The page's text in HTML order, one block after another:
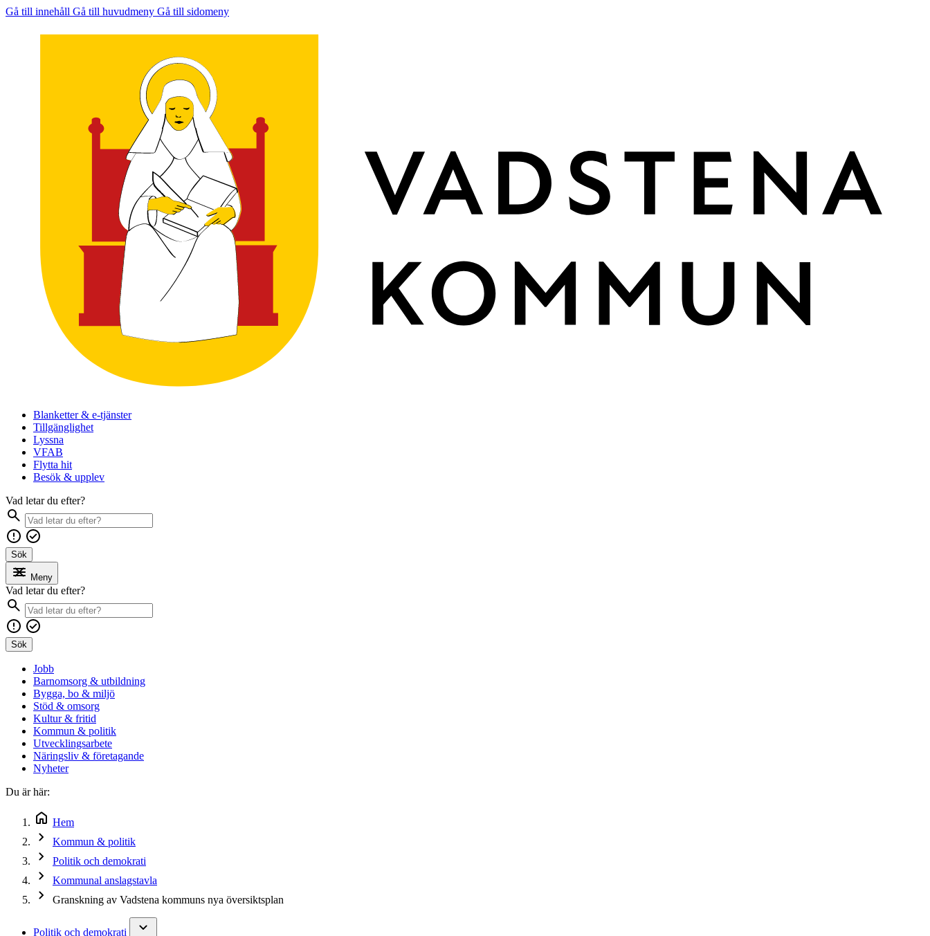
Gå till innehåll Gå till huvudmeny Gå till sidomeny
Blanketter & e-tjänster
Tillgänglighet
Lyssna
VFAB
Flytta hit
Besök & upplev
Vad letar du efter?
Sök
Meny
Vad letar du efter?
Sök
Jobb
Barnomsorg & utbildning
Bygga, bo & miljö
Stöd & omsorg
Kultur & fritid
Kommun & politik
Utvecklingsarbete
Näringsliv & företagande
Nyheter
Du är här:
Hem
Kommun & politik
Politik och demokrati
Kommunal anslagstavla
Granskning av Vadstena kommuns nya översiktsplan
Politik och demokrati